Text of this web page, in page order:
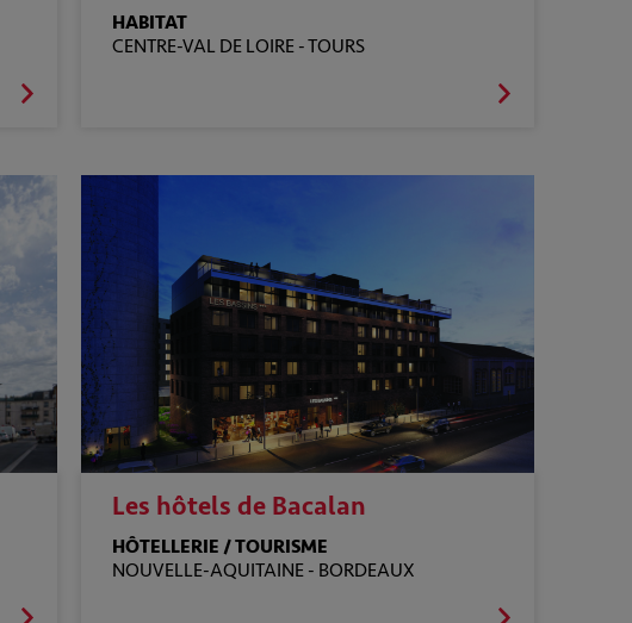
HABITAT
CENTRE-VAL DE LOIRE -TOURS
Les hôtels de Bacalan
HÔTELLERIE / TOURISME
NOUVELLE-AQUITAINE - BORDEAUX